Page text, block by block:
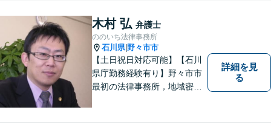
をします。相続・遺言／債権
回収「スピード対応」／企業
法務「顧問契約も可能」【夜
間・休日面談可】【完全個
室】
木村 弘 弁護士
ののいち法律事務所
石川県| 野々市市
【土日祝日対応可能】【石川
県庁勤務経験有り】野々市市
最初の法律事務所，地域密着
詳細を見
る